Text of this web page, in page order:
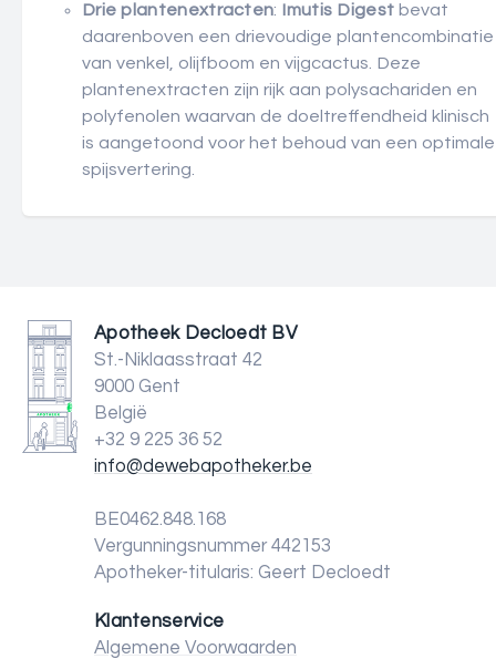
Drie plantenextracten: Imutis Digest bevat
daarenboven een drievoudige plantencombinatie
van venkel, olijfboom en vijgcactus. Deze
plantenextracten zijn rijk aan polysachariden en
polyfenolen waarvan de doeltreffendheid klinisch
is aangetoond voor het behoud van een optimale
spijsvertering.
Apotheek Decloedt BV
St.-Niklaasstraat 42
9000 Gent
België
+32 9 225 36 52
info@dewebapotheker.be
BE0462.848.168
Vergunningsnummer 442153
Apotheker-titularis: Geert Decloedt
Klantenservice
Algemene Voorwaarden